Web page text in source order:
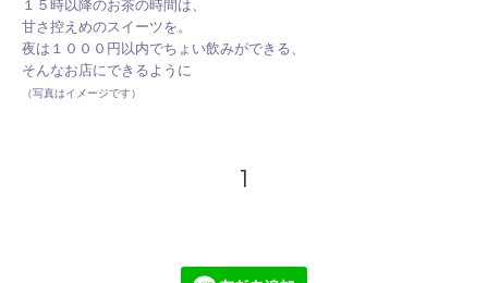
１５時以降のお茶の時間は、
甘さ控えめのスイーツを。
夜は１０００円以内でちょい飲みができる、
そんなお店にできるように
（写真はイメージです）
1